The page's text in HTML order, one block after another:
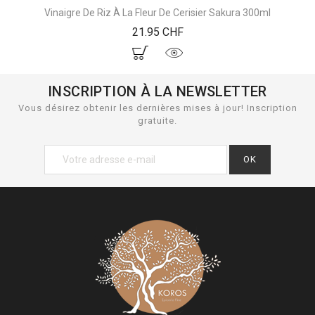
Vinaigre De Riz À La Fleur De Cerisier Sakura 300ml
21.95 CHFPrix
INSCRIPTION À LA NEWSLETTER
Vous désirez obtenir les dernières mises à jour! Inscription
gratuite.